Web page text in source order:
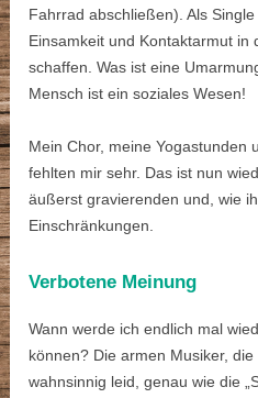
Fahrrad abschließen). Als
Einsamkeit und Kontaktarmut in
schaffen. Was ist eine
Mensch ist ein soziales Wesen!
Mein Chor, meine Yogastunden
fehlten mir sehr. Das ist nun
äußerst gravierenden und, wie
Einschränkungen.
Verbotene Meinung
Wann werde ich endlich mal
können? Die armen Musiker,
wahnsinnig leid, genau wie die